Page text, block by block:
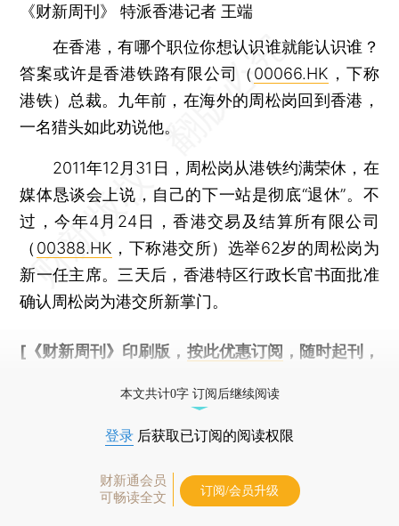
《财新周刊》 特派香港记者 王端
在香港，有哪个职位你想认识谁就能认识谁？
答案或许是香港铁路有限公司（ 00066.HK ，下称
港铁）总裁。九年前，在海外的周松岗回到香港，
一名猎头如此劝说他。
2011年12月31日，周松岗从港铁约满荣休，在
媒体恳谈会上说，自己的下一站是彻底“退休”。不
过，今年4月24日，香港交易及结算所有限公司
（ 00388.HK ，下称港交所）选举62岁的周松岗为
新一任主席。三天后，香港特区行政长官书面批准
确认周松岗为港交所新掌门。
[《财新周刊》印刷版， 按此优惠订阅 ，随时起刊，
本文共计0字 订阅后继续阅读
登录 后获取已订阅的阅读权限
财新通会员
可畅读全文
订阅/会员升级